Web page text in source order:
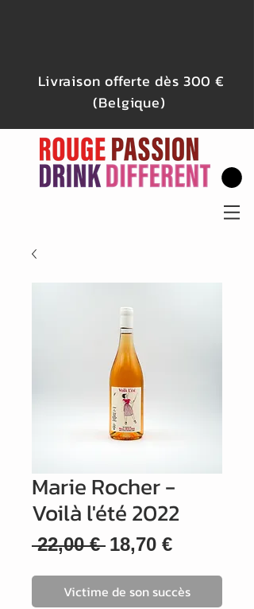
Livraison offerte dès 300 €
(Belgique)
Marie Rocher -
Voilà l'été 2022
22,00 € Prix
18,70 €Prix
Victime de son succès